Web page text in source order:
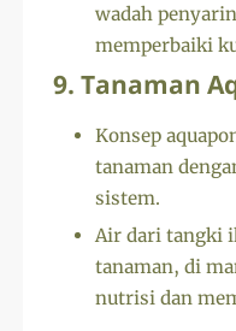
wadah
memperbaiki
9. Tanaman
Konsep
tanaman
sistem.
Air dari tangki
tanaman, di
nutrisi dan